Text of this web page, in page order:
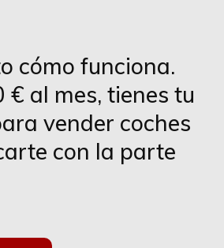
cómo funciona.
€ al mes, tienes tu
vender coches
con la parte